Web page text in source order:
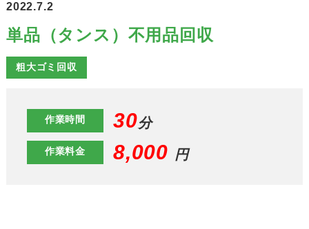
2022.7.2
単品（タンス）不用品回収
粗大ゴミ回収
作業時間 30分
作業料金 8,000 円